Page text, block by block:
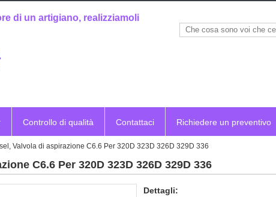
di un artigiano, realizziamoli
Controllo di qualità Contattaci Richiedere un preventivo
Valvola di aspirazione C6.6 Per 320D 323D 326D 329D 336
C6.6 Per 320D 323D 326D 329D 336
Dettagli: